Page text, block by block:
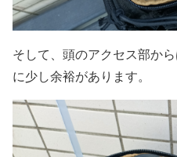
そして、頭のアクセス部か
に少し余裕があります。